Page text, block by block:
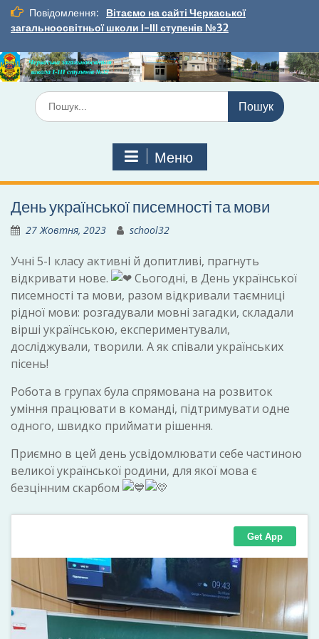
Перейти
вмісту
Повідомлення:
Вітаємо на сайті Черкаської
загальноосвітньої школи І-ІІІ ступенів №32
Шукати:
Меню
День української писемності та мови
27 Жовтня, 2023 school32
Учні 5-І класу активні й допитливі, прагнуть
відкривати нове.
Сьогодні, в День української
писемності та мови, разом відкривали таємниці
рідної мови: розгадували мовні загадки, складали
вірші українською, експериментували,
досліджували, творили. А як співали українських
пісень!
Робота в групах була спрямована на розвиток
уміння працювати в команді, підтримувати одне
одного, швидко приймати рішення.
Приємно в цей день усвідомлювати себе частиною
великої української родини, для якої мова є
безцінним скарбом